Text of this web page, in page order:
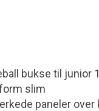
bukse til junior
slim
paneler